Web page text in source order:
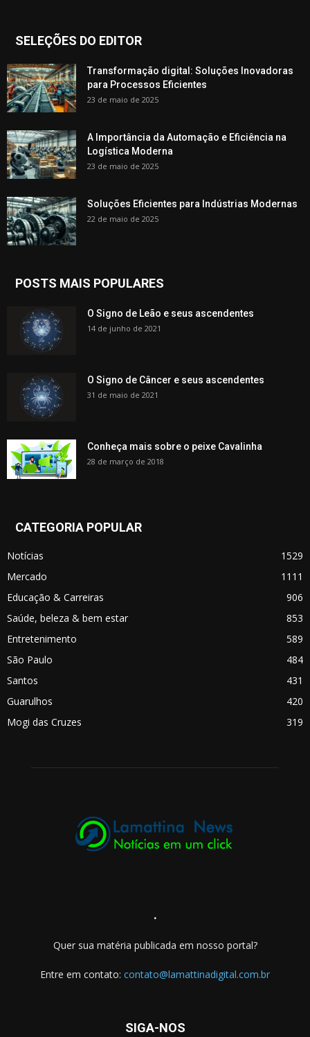
SELEÇÕES DO EDITOR
Transformação digital: Soluções Inovadoras
para Processos Eficientes
23 de maio de 2025
A Importância da Automação e Eficiência na
Logística Moderna
23 de maio de 2025
Soluções Eficientes para Indústrias Modernas
22 de maio de 2025
POSTS MAIS POPULARES
O Signo de Leão e seus ascendentes
14 de junho de 2021
O Signo de Câncer e seus ascendentes
31 de maio de 2021
Conheça mais sobre o peixe Cavalinha
28 de março de 2018
CATEGORIA POPULAR
Notícias
1529
Mercado
1111
Educação & Carreiras
906
Saúde, beleza & bem estar
853
Entretenimento
589
São Paulo
484
Santos
431
Guarulhos
420
Mogi das Cruzes
319
.
Quer sua matéria publicada em nosso portal?
Entre em contato: contato@lamattinadigital.com.br
SIGA-NOS